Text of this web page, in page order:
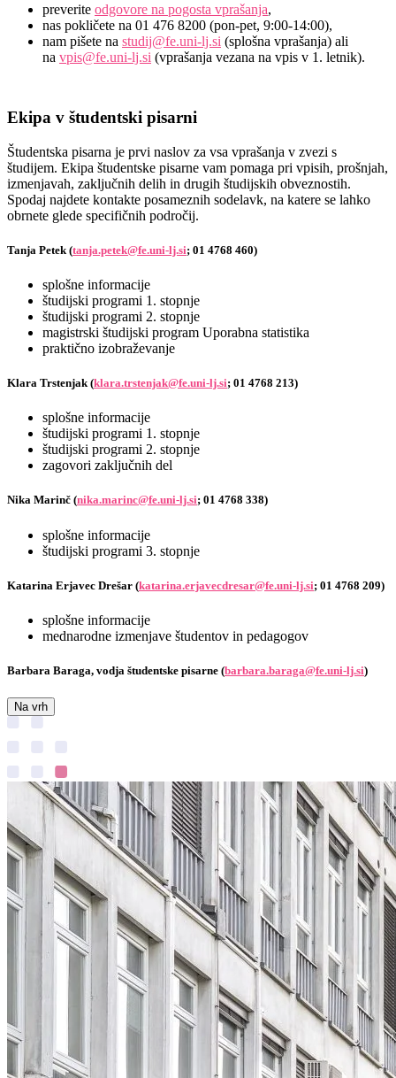
preverite odgovore na pogosta vprašanja,
nas pokličete na 01 476 8200 (pon-pet, 9:00-14:00),
nam pišete na studij@fe.uni-lj.si (splošna vprašanja) ali
na vpis@fe.uni-lj.si (vprašanja vezana na vpis v 1. letnik).
Ekipa v študentski pisarni
Študentska pisarna je prvi naslov za vsa vprašanja v zvezi s
študijem. Ekipa študentske pisarne vam pomaga pri vpisih, prošnjah,
izmenjavah, zaključnih delih in drugih študijskih obveznostih.
Spodaj najdete kontakte posameznih sodelavk, na katere se lahko
obrnete glede specifičnih področij.
Tanja Petek (tanja.petek@fe.uni-lj.si; 01 4768 460)
splošne informacije
študijski programi 1. stopnje
študijski programi 2. stopnje
magistrski študijski program Uporabna statistika
praktično izobraževanje
Klara Trstenjak (klara.trstenjak@fe.uni-lj.si; 01 4768 213)
splošne informacije
študijski programi 1. stopnje
študijski programi 2. stopnje
zagovori zaključnih del
Nika Marinč (nika.marinc@fe.uni-lj.si; 01 4768 338)
splošne informacije
študijski programi 3. stopnje
Katarina Erjavec Drešar (katarina.erjavecdresar@fe.uni-lj.si; 01 4768 209)
splošne informacije
mednarodne izmenjave študentov in pedagogov
Barbara Baraga, vodja študentske pisarne (barbara.baraga@fe.uni-lj.si)
Na vrh